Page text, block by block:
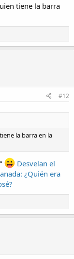
tiene la barra
#12
la barra en la
Desvelan el
¿Quién era